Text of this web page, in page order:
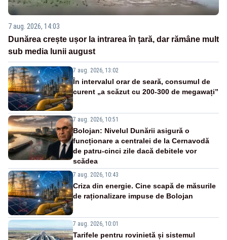
7 aug. 2026, 14:03
Dunărea crește ușor la intrarea în țară, dar rămâne mult
sub media lunii august
7 aug. 2026, 13:02
În intervalul orar de seară, consumul de
curent „a scăzut cu 200-300 de megawați”
7 aug. 2026, 10:51
Bolojan: Nivelul Dunării asigură o
funcționare a centralei de la Cernavodă
de patru-cinci zile dacă debitele vor
scădea
7 aug. 2026, 10:43
Criza din energie. Cine scapă de măsurile
de raționalizare impuse de Bolojan
7 aug. 2026, 10:01
Tarifele pentru rovinietă și sistemul